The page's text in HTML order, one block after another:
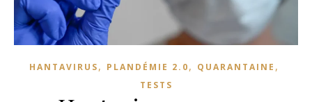
HANTAVIRUS, PLANDÉMIE 2.0, QUARANTAINE ,
TESTS